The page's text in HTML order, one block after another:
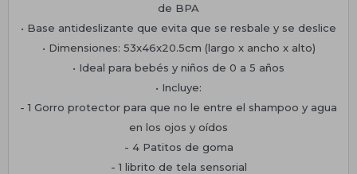
de BPA
• Base antideslizante que evita que se resbale y se deslice
• Dimensiones: 53x46x20.5cm (largo x ancho x alto)
• Ideal para bebés y niños de 0 a 5 años
• Incluye:
- 1 Gorro protector para que no le entre el shampoo y agua
en los ojos y oídos
- 4 Patitos de goma
- 1 librito de tela sensorial